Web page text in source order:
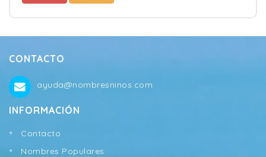
CONTACTO
ayuda@nombresninos.com
INFORMACIÓN
Contacto
Nombres Populares